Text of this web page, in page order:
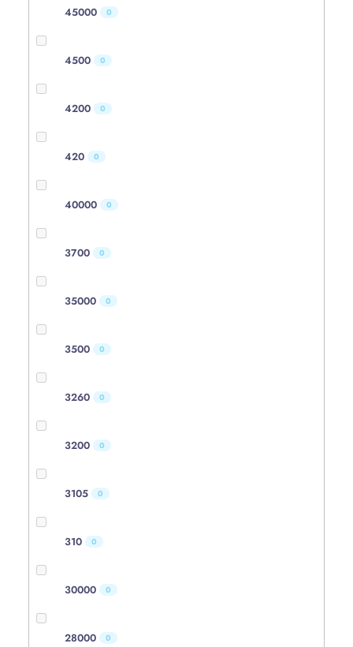
45000 0
4500 0
4200 0
420 0
40000 0
3700 0
35000 0
3500 0
3260 0
3200 0
3105 0
310 0
30000 0
28000 0